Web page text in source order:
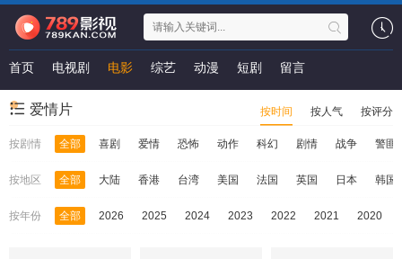
首页 电视剧 电影 综艺 动漫 短剧 留言
爱情片 按时间 按人气 按评分
按剧情 全部 喜剧 爱情 恐怖 动作 科幻 剧情 战争 警匪
按地区 全部 大陆 香港 台湾 美国 法国 英国 日本 韩国
按年份 全部 2026 2025 2024 2023 2022 2021 2020